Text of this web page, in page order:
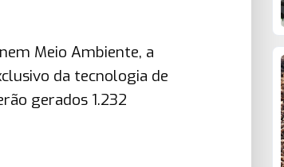
Meio Ambiente, a
da tecnologia de
gerados 1.232